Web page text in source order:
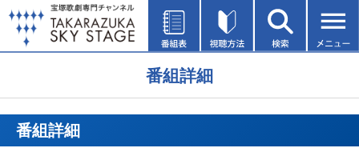
番組詳細
番組詳細